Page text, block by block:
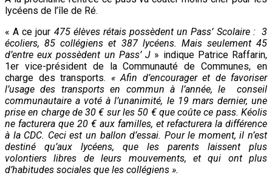
lycéens de l’île de Ré.
« A ce jour 475 élèves rétais possèdent un Pass’ Scolaire : 3
écoliers, 85 collégiens et 387 lycéens. Mais seulement 45
d’entre eux possèdent un Pass’ J » indique Patrice Raffarin,
1er vice-président de la Communauté de Communes, en
charge des transports. « Afin d’encourager et de favoriser
l’usage des transports en commun à l’année, le conseil
communautaire a voté à l’unanimité, le 19 mars dernier, une
prise en charge de 30 € sur les 50 € que coûte ce pass. Kéolis
ne facturera que 20 € aux familles, et refacturera la différence
à la CDC. Ceci est un ballon d’essai. Pour le moment, il n’est
destiné qu’aux lycéens, que les parents laissent plus
volontiers libres de leurs mouvements, et qui ont plus
d’habitudes sociales que les collégiens ».